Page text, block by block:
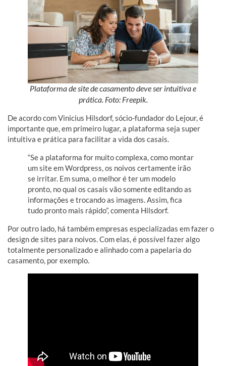
Plataforma de site de casamento deve ser intuitiva e
prática. Foto: Freepik.
De acordo com Vinicius Hilsdorf, sócio-fundador do Lejour, é
importante que, em primeiro lugar, a plataforma seja super
intuitiva e prática para facilitar a vida dos casais.
“Se a plataforma for muito complexa, como montar
um site em Wordpress, os noivos certamente irão
se irritar. Em suma, o melhor é ter um modelo
pronto, no qual os casais vão somente editando as
informações e trocando as imagens. Assim, fica
tudo pronto mais rápido”, comenta Hilsdorf.
Por outro lado, há também empresas especializadas em fazer o
design de sites para noivos. Com elas, é possível fazer algo
totalmente personalizado e alinhado com a papelaria do
casamento, por exemplo.